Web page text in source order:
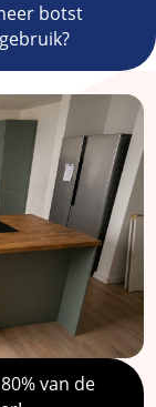
botst
van de